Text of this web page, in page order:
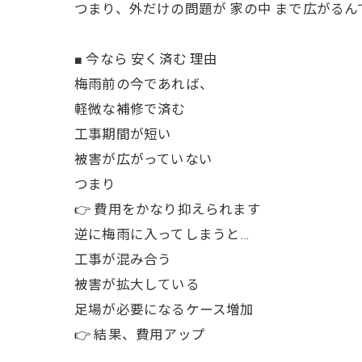
つまり、外だけの問題が 家の中 まで広がるん
■ 今なら 安く済む 理由
梅雨前の今であれば、
軽微な補修で済む
工事期間が短い
被害が広がっていない
つまり
👉 費用をかなり抑えられます
逆に梅雨に入ってしまうと…
工事が混み合う
被害が拡大している
足場が必要になるケース増加
👉 結果、費用アップ